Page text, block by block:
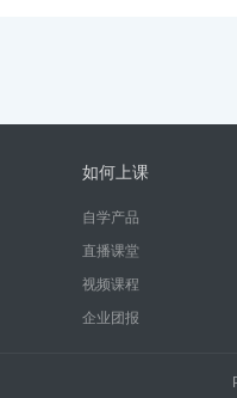
如何上课
自学产品
直播课堂
视频课程
企业团报